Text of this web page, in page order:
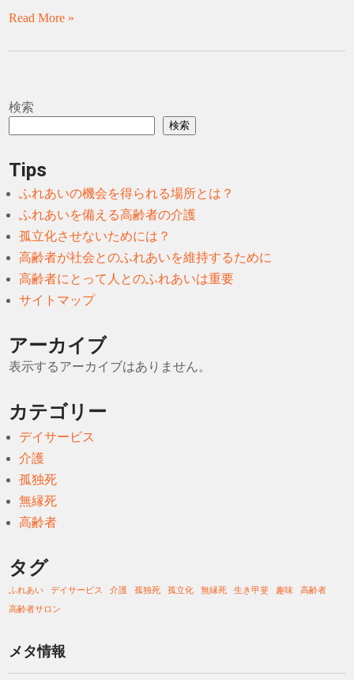
Read More »
検索
検索
Tips
ふれあいの機会を得られる場所とは？
ふれあいを備える高齢者の介護
孤立化させないためには？
高齢者が社会とのふれあいを維持するために
高齢者にとって人とのふれあいは重要
サイトマップ
アーカイブ
表示するアーカイブはありません。
カテゴリー
デイサービス
介護
孤独死
無縁死
高齢者
タグ
ふれあい デイサービス 介護 孤独死 孤立化 無縁死 生き甲斐 趣味 高齢者
高齢者サロン
メタ情報